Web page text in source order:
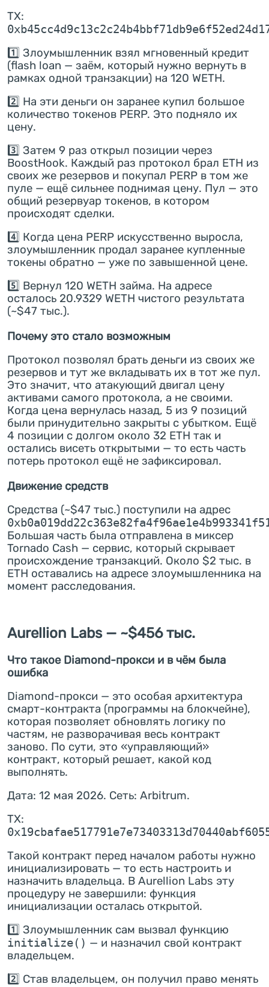
TX:
1️⃣ Злоумышленник взял мгновенный кредит
(flash loan — заём, который нужно вернуть в
рамках одной транзакции) на 120 WETH.
2️⃣ На эти деньги он заранее купил большое
количество токенов PERP. Это подняло их
цену.
3️⃣ Затем 9 раз открыл позиции через
BoostHook. Каждый раз протокол брал ETH из
своих же резервов и покупал PERP в том же
пуле — ещё сильнее поднимая цену. Пул — это
общий резервуар токенов, в котором
происходят сделки.
4️⃣ Когда цена PERP искусственно выросла,
злоумышленник продал заранее купленные
токены обратно — уже по завышенной цене.
5️⃣ Вернул 120 WETH займа. На адресе
осталось 20.9329 WETH чистого результата
(~$47 тыс.).
Почему это стало возможным
Протокол позволял брать деньги из своих же
резервов и тут же вкладывать их в тот же пул.
Это значит, что атакующий двигал цену
активами самого протокола, а не своими.
Когда цена вернулась назад, 5 из 9 позиций
были принудительно закрыты с убытком. Ещё
4 позиции с долгом около 32 ETH так и
остались висеть открытыми — то есть часть
потерь протокол ещё не зафиксировал.
Движение средств
Средства (~$47 тыс.) поступили на адрес
Большая часть была отправлена в миксер
Tornado Cash — сервис, который скрывает
происхождение транзакций. Около $2 тыс. в
ETH оставались на адресе злоумышленника на
момент расследования.
Aurellion Labs — ~$456 тыс.
Что такое Diamond-прокси и в чём была
ошибка
Diamond-прокси — это особая архитектура
смарт-контракта (программы на блокчейне),
которая позволяет обновлять логику по
частям, не разворачивая весь контракт
заново. По сути, это «управляющий»
контракт, который решает, какой код
выполнять.
Дата: 12 мая 2026. Сеть: Arbitrum.
TX:
Такой контракт перед началом работы нужно
инициализировать — то есть настроить и
назначить владельца. В Aurellion Labs эту
процедуру не завершили: функция
инициализации осталась открытой.
1️⃣ Злоумышленник сам вызвал функцию
initialize() — и назначил свой контракт
владельцем.
2️⃣ Став владельцем, он получил право менять